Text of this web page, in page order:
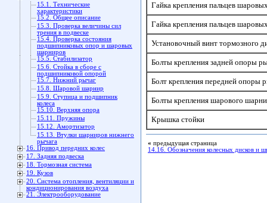
15.1. Технические
характеристики
15.2. Общее описание
15.3. Проверка величины сил
трения в подвеске
15.4. Проверка состояния
подшипниковых опор и шаровых
шарниров
15.5. Стабилизатор
15.6. Стойка в сборе с
подшипниковой опорой
15.7. Нижний рычаг
15.8. Шаровой шарнир
15.9. Ступица и подшипник
колеса
15.10. Верхняя опора
15.11. Пружины
15.12. Амортизатор
15.13. Втулки шарниров нижнего
рычага
16. Привод передних колес
17. Задняя подвеска
18. Тормозная система
19. Кузов
20. Система отопления, вентиляции и
кондиционирования воздуха
21. Электрооборудование
Гайка крепления пальцев
Гайка крепления пальцев
Установочный винт тормозного
Болты крепления задней опоры
Болт крепления передней опоры
Болты крепления шарового
Крышка стойки
« предыдущая страница
14.16. Обозначения колесных дисков и